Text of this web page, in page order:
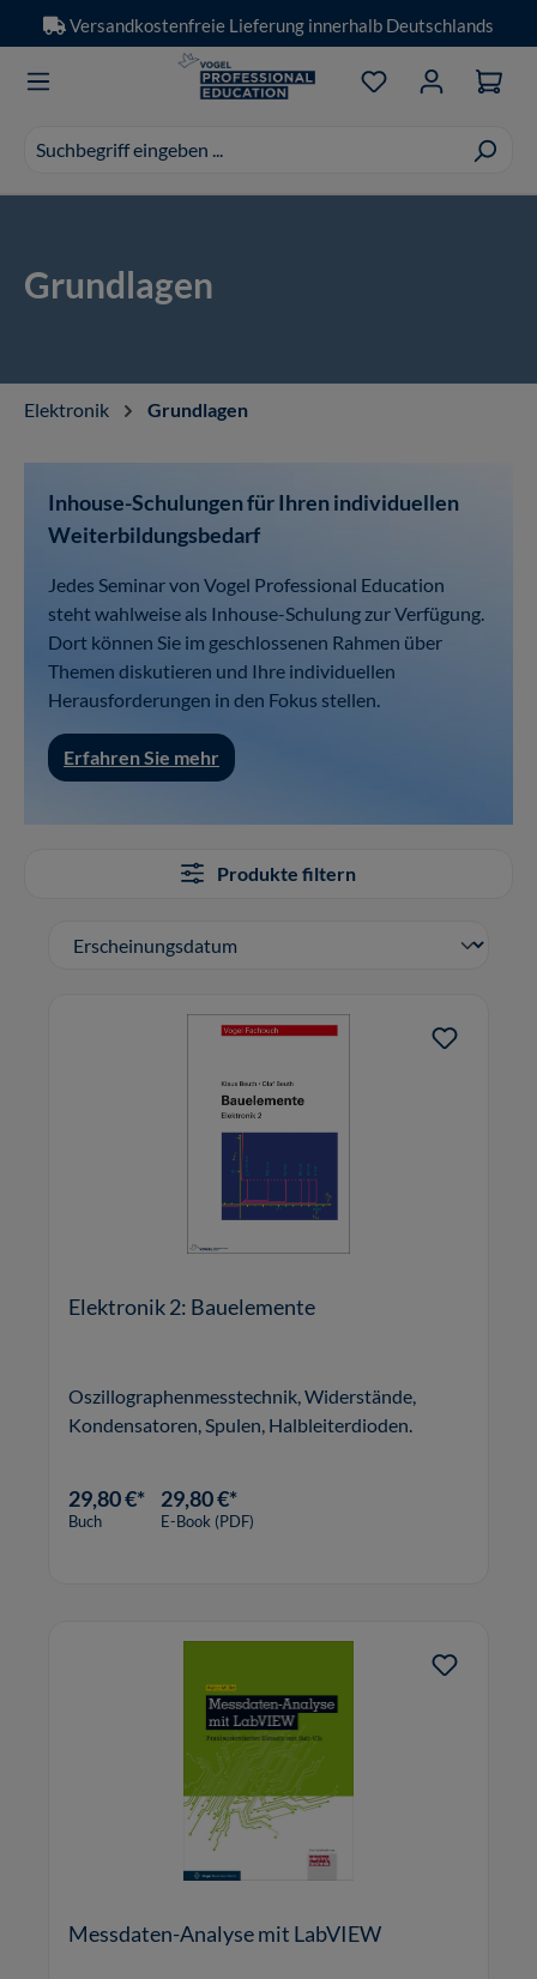
Zum Hauptinhalt springen
Versandkostenfreie Lieferung innerhalb Deutschlands
erscheinen
während
Du hast 0
Grundlagen
Elektronik Grundlagen
Inhouse-Schulungen für Ihren individuellen
Weiterbildungsbedarf
Jedes Seminar von Vogel Professional Education
steht wahlweise als Inhouse-Schulung zur Verfügung.
Dort können Sie im geschlossenen Rahmen über
Themen diskutieren und Ihre individuellen
Herausforderungen in den Fokus stellen.
Erfahren Sie mehr
Produkte filtern
Elektronik 2: Bauelemente
Oszillographenmesstechnik, Widerstände,
Kondensatoren, Spulen, Halbleiterdioden.
29,80 €*
Buch
29,80 €*
E-Book (PDF)
Messdaten-Analyse mit LabVIEW